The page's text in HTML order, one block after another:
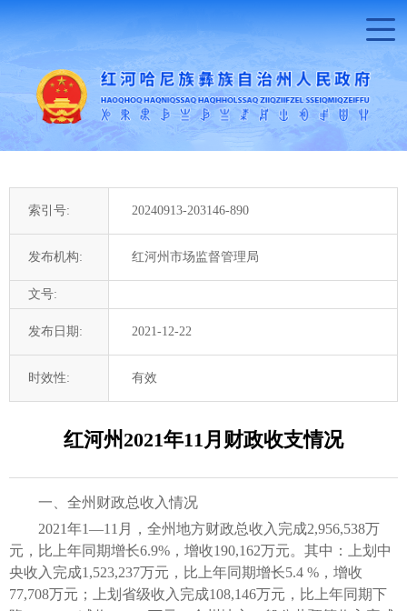
索引号: 20240913-203146-890
发布机构: 红河州市场监督管理局
文号:
发布日期: 2021-12-22
时效性: 有效
红河州2021年11月财政收支情况
一、全州财政总收入情况
2021年1—11月，全州地方财政总收入完成2,956,538万
元，比上年同期增长6.9%，增收190,162万元。其中：上划中
央收入完成1,523,237万元，比上年同期增长5.4 %，增收
77,708万元；上划省级收入完成108,146万元，比上年同期下